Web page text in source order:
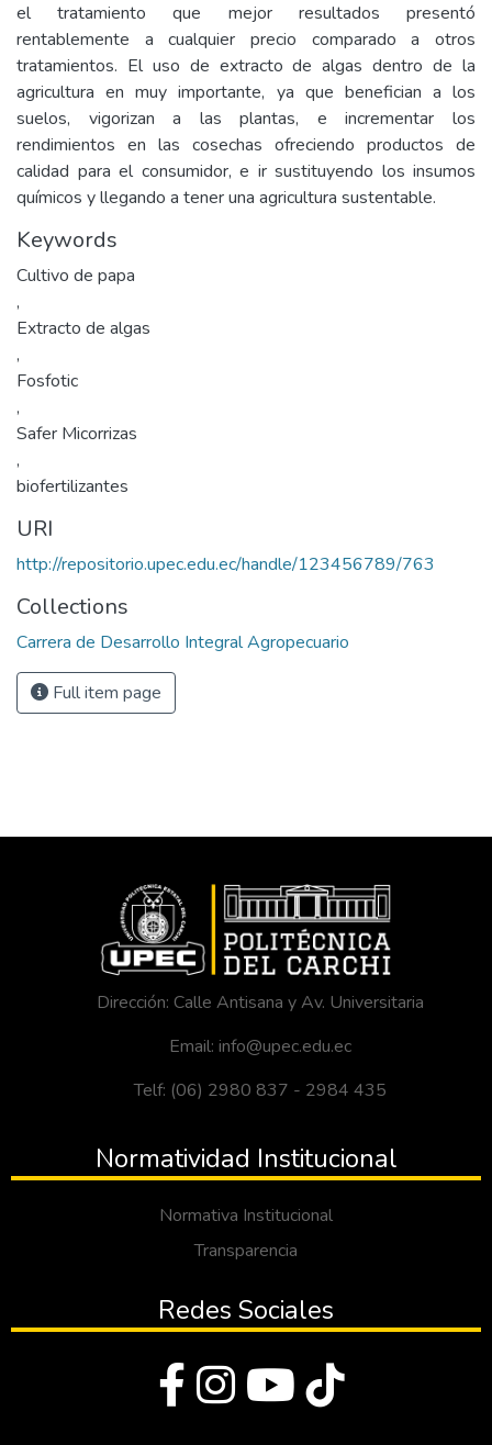
el tratamiento que mejor resultados presentó
rentablemente a cualquier precio comparado a otros
tratamientos. El uso de extracto de algas dentro de la
agricultura en muy importante, ya que benefician a los
suelos, vigorizan a las plantas, e incrementar los
rendimientos en las cosechas ofreciendo productos de
calidad para el consumidor, e ir sustituyendo los insumos
químicos y llegando a tener una agricultura sustentable.
Keywords
Cultivo de papa
,
Extracto de algas
,
Fosfotic
,
Safer Micorrizas
,
biofertilizantes
URI
http://repositorio.upec.edu.ec/handle/123456789/763
Collections
Carrera de Desarrollo Integral Agropecuario
Full item page
Dirección: Calle Antisana y Av. Universitaria
Email: info@upec.edu.ec
Telf: (06) 2980 837 - 2984 435
Normatividad Institucional
Normativa Institucional
Transparencia
Redes Sociales